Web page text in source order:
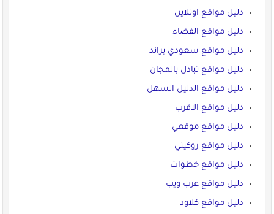
دليل مواقع اونلاين
دليل مواقع الفضاء
دليل مواقع سعودي براند
دليل مواقع تبادل بالمجان
دليل مواقع الدليل السهل
دليل مواقع الاقرب
دليل مواقع موقعي
دليل مواقع روكيني
دليل مواقع خطوات
دليل مواقع عرب ويب
دليل مواقع كلاود